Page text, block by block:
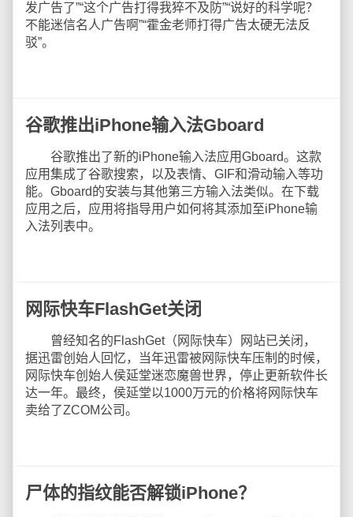
发广告了”“这个广告打得我猝不及防”“说好的科学呢？
不能迷信名人广告啊”“霍金老师打得广告太硬无法反
驳”。
谷歌推出iPhone输入法Gboard
谷歌推出了新的iPhone输入法应用Gboard。这款
应用集成了谷歌搜索，以及表情、GIF和滑动输入等功
能。Gboard的安装与其他第三方输入法类似。在下载
应用之后，应用将指导用户如何将其添加至iPhone输
入法列表中。
网际快车FlashGet关闭
曾经知名的FlashGet（网际快车）网站已关闭，
据迅雷创始人回忆，当年迅雷被网际快车压制的时候，
网际快车创始人侯延堂迷恋魔兽世界，停止更新软件长
达一年。最终，侯延堂以1000万元的价格将网际快车
卖给了ZCOM公司。
尸体的指纹能否解锁iPhone？